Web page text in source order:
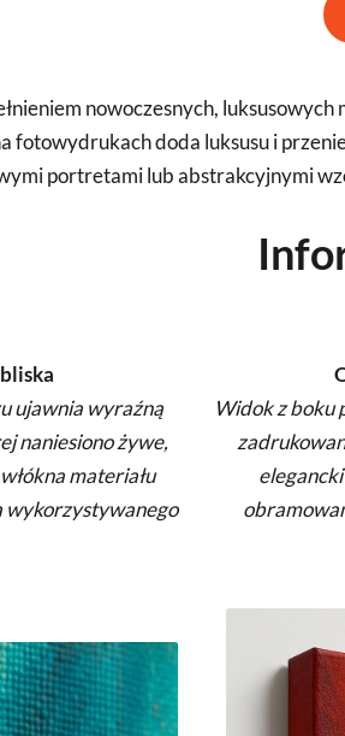
nowoczesnych,
fotowydrukach doda luksusu i
portretami lub abstrakcyjnymi
ujawnia wyraźną
naniesiono żywe,
materiału
wykorzystywanego
Widok z boku